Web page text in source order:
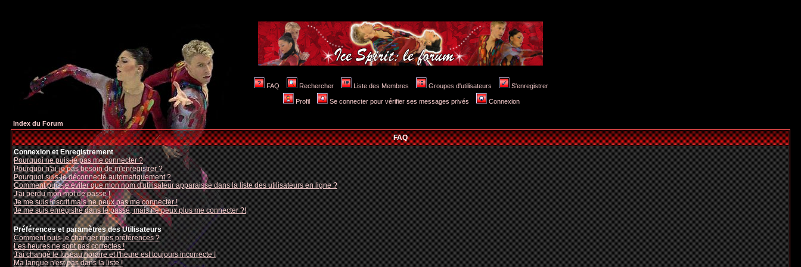
FAQ Rechercher Liste des Membres Groupes d'utilisateurs S'enregistrer
Profil Se connecter pour vérifier ses messages privés Connexion
Index du Forum
FAQ
Connexion et Enregistrement
Pourquoi ne puis-je pas me connecter ?
Pourquoi n'ai-je pas besoin de m'enregistrer ?
Pourquoi suis-je déconnecté automatiquement ?
Comment puis-je éviter que mon nom d'utilisateur apparaisse dans la liste des utilisateurs en ligne ?
J'ai perdu mon mot de passe !
Je me suis inscrit mais ne peux pas me connecter !
Je me suis enregistré dans le passé, mais ne peux plus me connecter ?!
Préférences et paramètres des Utilisateurs
Comment puis-je changer mes préférences ?
Les heures ne sont pas correctes !
J'ai changé le fuseau horaire et l'heure est toujours incorrecte !
Ma langue n'est pas dans la liste !